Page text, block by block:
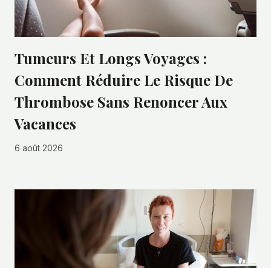
Tumeurs Et Longs Voyages :
Comment Réduire Le Risque De
Thrombose Sans Renoncer Aux
Vacances
6 août 2026